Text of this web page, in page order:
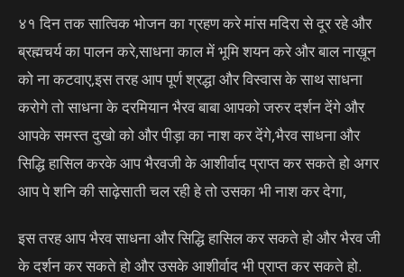
४१ दिन तक सात्विक भोजन का ग्रहण करे मांस मदिरा से दूर रहे और
ब्रह्मचर्य का पालन करे,साधना काल में भूमि शयन करे और बाल नाख़ून
को ना कटवाए,इस तरह आप पूर्ण श्रद्धा और विस्वास के साथ साधना
करोगे तो साधना के दरमियान भैरव बाबा आपको जरुर दर्शन देंगे और
आपके समस्त दुखो को और पीड़ा का नाश कर देंगे,भैरव साधना और
सिद्धि हासिल करके आप भैरवजी के आशीर्वाद प्राप्त कर सकते हो अगर
आप पे शनि की साढ़ेसाती चल रही हे तो उसका भी नाश कर देगा,
इस तरह आप भैरव साधना और सिद्धि हासिल कर सकते हो और भैरव जी
के दर्शन कर सकते हो और उसके आशीर्वाद भी प्राप्त कर सकते हो.